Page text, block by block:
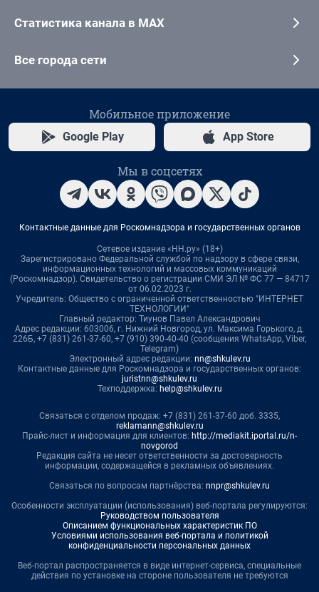
Статистика канала в MAX
Все города сети
Мобильное приложение
Google Play App Store
Мы в соцсетях
Контактные данные для Роскомнадзора и государственных органов
Сетевое издание «НН.ру» (18+)
Зарегистрировано Федеральной службой по надзору в сфере связи,
информационных технологий и массовых коммуникаций
(Роскомнадзор). Свидетельство о регистрации СМИ ЭЛ № ФС 77 — 84717
от 06.02.2023 г.
Учредитель: Общество с ограниченной ответственностью "ИНТЕРНЕТ
ТЕХНОЛОГИИ"
Главный редактор: Тиунов Павел Александрович
Адрес редакции: 603006, г. Нижний Новгород, ул. Максима Горького, д.
226Б, +7 (831) 261-37-60, +7 (910) 390-40-40 (сообщения WhatsApp, Viber,
Telegram)
Электронный адрес редакции: nn@shkulev.ru
Контактные данные для Роскомнадзора и государственных органов:
juristnn@shkulev.ru
Техподдержка: help@shkulev.ru
Связаться с отделом продаж: +7 (831) 261-37-60 доб. 3335,
reklamann@shkulev.ru
Прайс-лист и информация для клиентов: http://mediakit.iportal.ru/n-
novgorod
Редакция сайта не несет ответственности за достоверность
информации, содержащейся в рекламных объявлениях.
Связаться по вопросам партнёрства: nnpr@shkulev.ru
Особенности эксплуатации (использования) веб-портала регулируются:
Руководством пользователя
Описанием функциональных характеристик ПО
Условиями использования веб-портала и политикой
конфиденциальности персональных данных
Веб-портал распространяется в виде интернет-сервиса, специальные
действия по установке на стороне пользователя не требуются